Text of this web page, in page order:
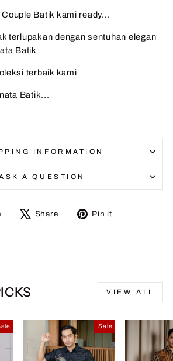
Batik kami ready...
terlupakan dengan sentuhan elegan
Batik
terbaik kami
Batik...
INFORMATION
A QUESTION
Share
Share
Tweet Pin it
VIEW ALL
Sale